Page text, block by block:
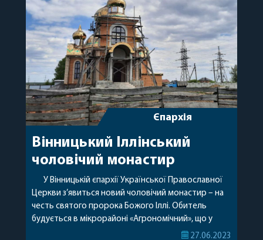
Єпархія
Вінницький Іллінський
чоловічий монастир
У Вінницькій єпархії Української Православної
Церкви з’явиться новий чоловічий монастир – на
честь святого пророка Божого Іллі. Обитель
будується в мікрорайоні «Агрономічний», що у
Вінниці. 24 квітня 2021 року місце будівництва27.06.2023